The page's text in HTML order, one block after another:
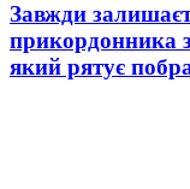
Завжди
прикордонника
який рятує